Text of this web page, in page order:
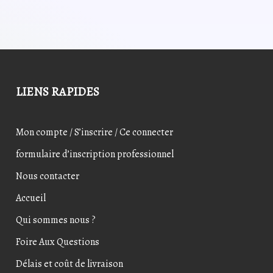
LIENS RAPIDES
Mon compte / S’inscrire / Ce connecter
formulaire d’inscription professionnel
Nous contacter
Accueil
Qui sommes nous ?
Foire Aux Questions
Délais et coût de livraison